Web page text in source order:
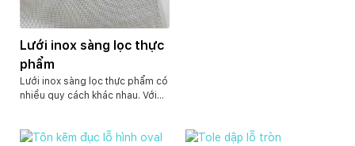
Lưới inox sàng lọc thực
phẩm
Lưới inox sàng lọc thực phẩm có
nhiều quy cách khác nhau. Với
lọc nhuyễn các thực phẩm dạng